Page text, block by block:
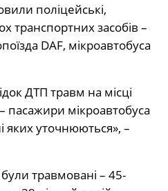
поліцейські,
транспортних засобів –
DAF, мікроавтобуса
ДТП травм на місці
пасажири мікроавтобуса
яких уточнюються», –
травмовані – 45-